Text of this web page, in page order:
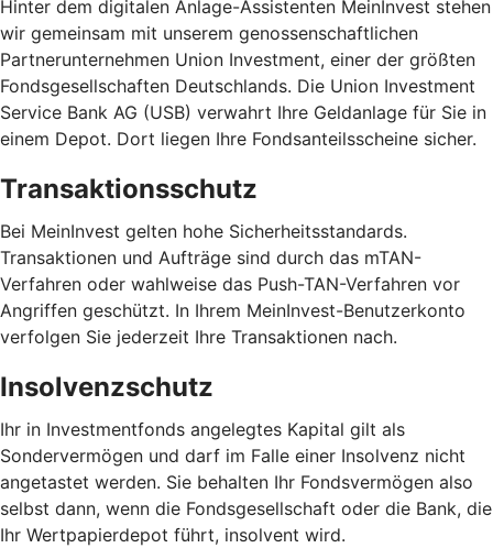
Hinter dem digitalen Anlage-Assistenten MeinInvest stehen
wir gemeinsam mit unserem genossenschaftlichen
Partnerunternehmen Union Investment, einer der größten
Fondsgesellschaften Deutschlands. Die Union Investment
Service Bank AG (USB) verwahrt Ihre Geldanlage für Sie in
einem Depot. Dort liegen Ihre Fondsanteilsscheine sicher.
Transaktionsschutz
Bei MeinInvest gelten hohe Sicherheitsstandards.
Transaktionen und Aufträge sind durch das mTAN-
Verfahren oder wahlweise das Push-TAN-Verfahren vor
Angriffen geschützt. In Ihrem MeinInvest-Benutzerkonto
verfolgen Sie jederzeit Ihre Transaktionen nach.
Insolvenzschutz
Ihr in Investmentfonds angelegtes Kapital gilt als
Sondervermögen und darf im Falle einer Insolvenz nicht
angetastet werden. Sie behalten Ihr Fondsvermögen also
selbst dann, wenn die Fondsgesellschaft oder die Bank, die
Ihr Wertpapierdepot führt, insolvent wird.